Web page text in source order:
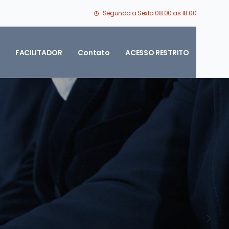
Segunda a Sexta 08:00 as 18:00
FACILITADOR Contato ACESSO RESTRITO